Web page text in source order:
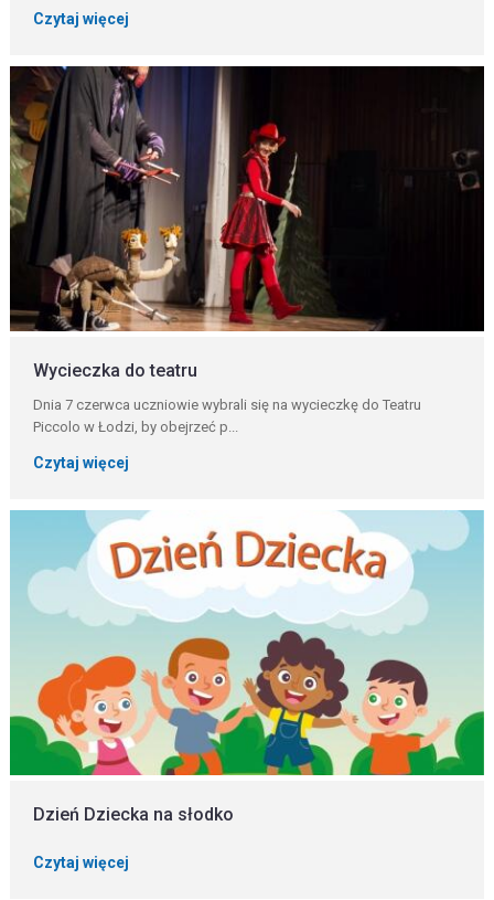
Czytaj więcej
Wycieczka do teatru
Dnia 7 czerwca uczniowie wybrali się na wycieczkę do Teatru
Piccolo w Łodzi, by obejrzeć p...
Czytaj więcej
Dzień Dziecka na słodko
Czytaj więcej